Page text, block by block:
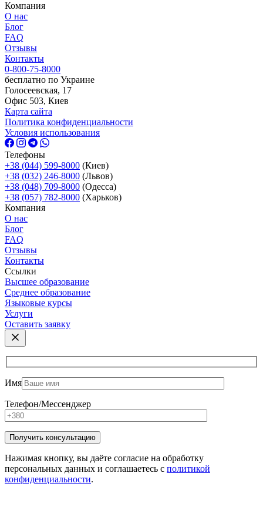
Компания
О нас
Блог
FAQ
Отзывы
Контакты
0-800-75-8000
бесплатно по Украине
Голосеевская, 17
Офис 503, Киев
Карта сайта
Политика конфиденциальности
Условия использования
Телефоны
+38 (044) 599-8000 (Киев)
+38 (032) 246-8000 (Львов)
+38 (048) 709-8000 (Одесcа)
+38 (057) 782-8000 (Харьков)
Компания
О нас
Блог
FAQ
Отзывы
Контакты
Ссылки
Высшее образование
Среднее образование
Языковые курсы
Услуги
Оставить заявку
Имя
Телефон/Мессенджер
Нажимая кнопку, вы даёте согласие на обработку
персональных данных и соглашаетесь с политикой
конфиденциальности.